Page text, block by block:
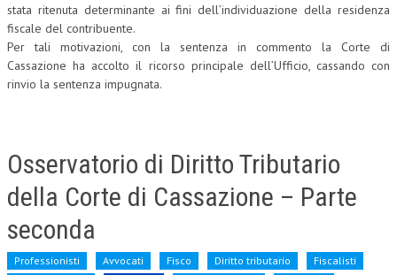
stata ritenuta determinante ai fini dell’individuazione della residenza
fiscale del contribuente.
Per tali motivazioni, con la sentenza in commento la Corte di
Cassazione ha accolto il ricorso principale dell’Ufficio, cassando con
rinvio la sentenza impugnata.
Osservatorio di Diritto Tributario
della Corte di Cassazione – Parte
seconda
Professionisti Avvocati Fisco Diritto tributario
Fiscalisti